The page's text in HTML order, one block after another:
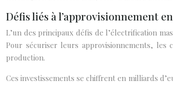
Défis liés à l’approvisionnement
L’un des principaux défis de l’électrification
Pour sécuriser leurs approvisionnements, les
production.
Ces investissements se chiffrent en milliards